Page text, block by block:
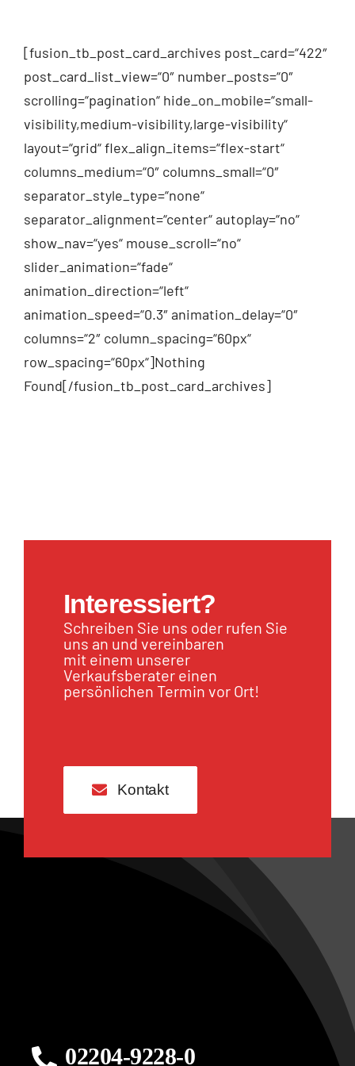
[fusion_tb_post_card_archives post_card=“422″
post_card_list_view=“0″ number_posts=“0″
scrolling=“pagination“ hide_on_mobile=“small-
visibility,medium-visibility,large-visibility“
layout=“grid“ flex_align_items=“flex-start“
columns_medium=“0″ columns_small=“0″
separator_style_type=“none“
separator_alignment=“center“ autoplay=“no“
show_nav=“yes“ mouse_scroll=“no“
slider_animation=“fade“
animation_direction=“left“
animation_speed=“0.3″ animation_delay=“0″
columns=“2″ column_spacing=“60px“
row_spacing=“60px“]Nothing
Found[/fusion_tb_post_card_archives]
Interessiert?
Schreiben Sie uns oder rufen Sie
uns an und vereinbaren
mit einem unserer
Verkaufsberater einen
persönlichen Termin vor Ort!
Kontakt
02204-9228-0